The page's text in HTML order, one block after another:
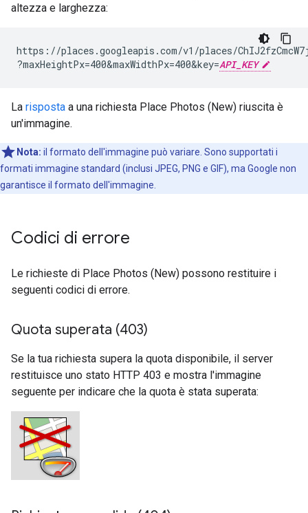
altezza e larghezza:
https://places.googleapis.com/v1/places/
?maxHeightPx=400&maxWidthPx=400&key=API_KEY
La risposta a una richiesta Place Photos (New) riuscita è
un'immagine.
Nota: il formato dell'immagine può variare. Sono supportati i
formati immagine standard (inclusi JPEG, PNG e GIF), ma Google non
garantisce il formato dell'immagine.
Codici di errore
Le richieste di Place Photos (New) possono restituire i
seguenti codici di errore.
Quota superata (403)
Se la tua richiesta supera la quota disponibile, il server
restituisce uno stato HTTP 403 e mostra l'immagine
seguente per indicare che la quota è stata superata: